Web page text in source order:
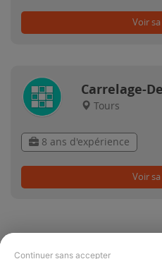
Continuer sans accepter
Voir
Carrelage-
Tours
8 ans d'expérience
Voir